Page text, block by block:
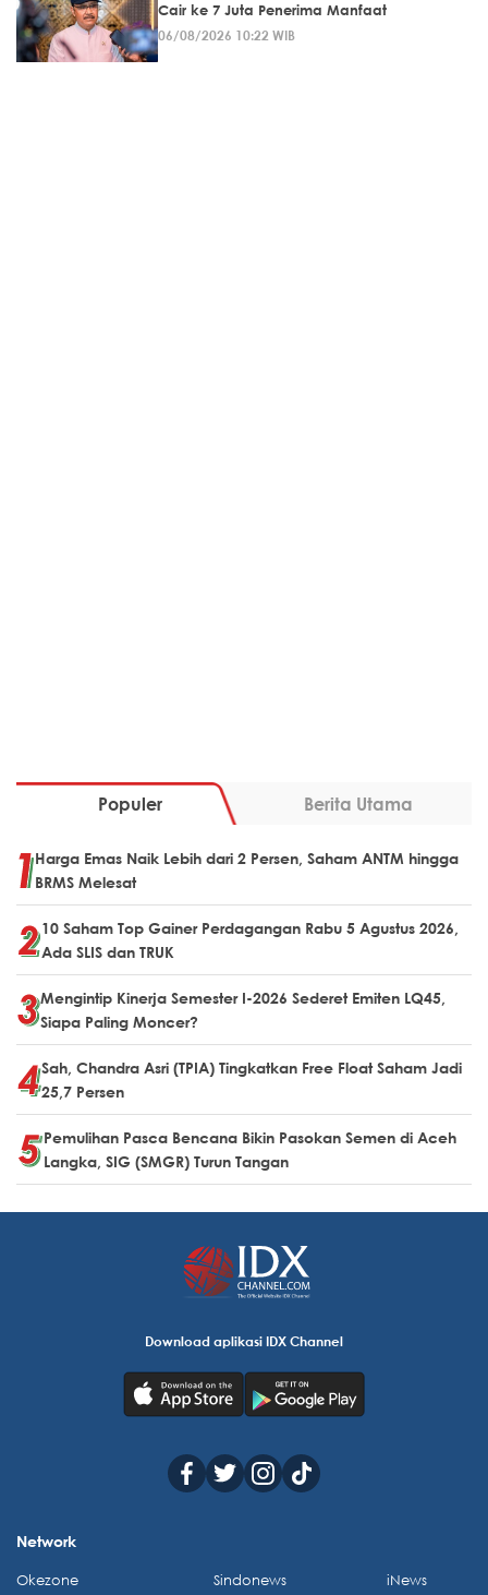
Cair ke 7 Juta Penerima Manfaat
06/08/2026 10:22 WIB
Populer Berita Utama
Harga Emas Naik Lebih dari 2 Persen, Saham ANTM hingga
BRMS Melesat
10 Saham Top Gainer Perdagangan Rabu 5 Agustus 2026,
Ada SLIS dan TRUK
Mengintip Kinerja Semester I-2026 Sederet Emiten LQ45,
Siapa Paling Moncer?
Sah, Chandra Asri (TPIA) Tingkatkan Free Float Saham Jadi
25,7 Persen
Pemulihan Pasca Bencana Bikin Pasokan Semen di Aceh
Langka, SIG (SMGR) Turun Tangan
Download aplikasi IDX Channel
Network
Okezone Sindonews iNews